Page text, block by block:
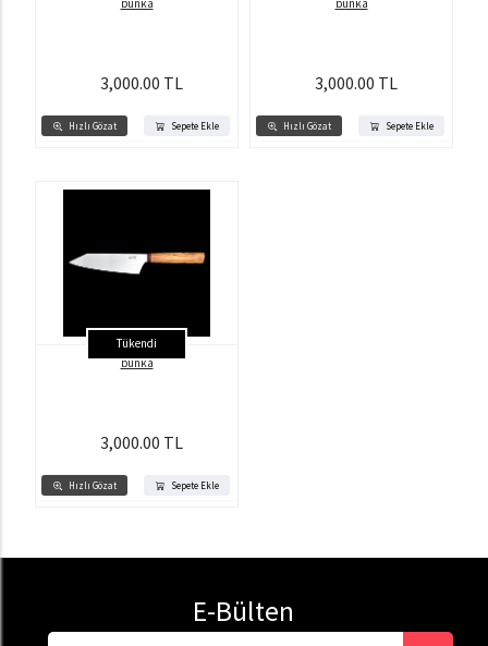
Hızlı Gözat Sepete Ekle
bunka
3,000.00 TL
Hızlı Gözat Sepete Ekle
bunka
3,000.00 TL
Tükendi
Hızlı Gözat Sepete Ekle
bunka
3,000.00 TL
E-Bülten